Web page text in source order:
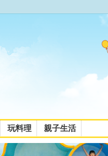
玩料理 親子生活